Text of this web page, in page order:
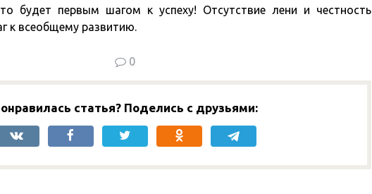
будет первым шагом к успеху! Отсутствие лени и честность
к всеобщему развитию.
0
статья? Поделись с друзьями: